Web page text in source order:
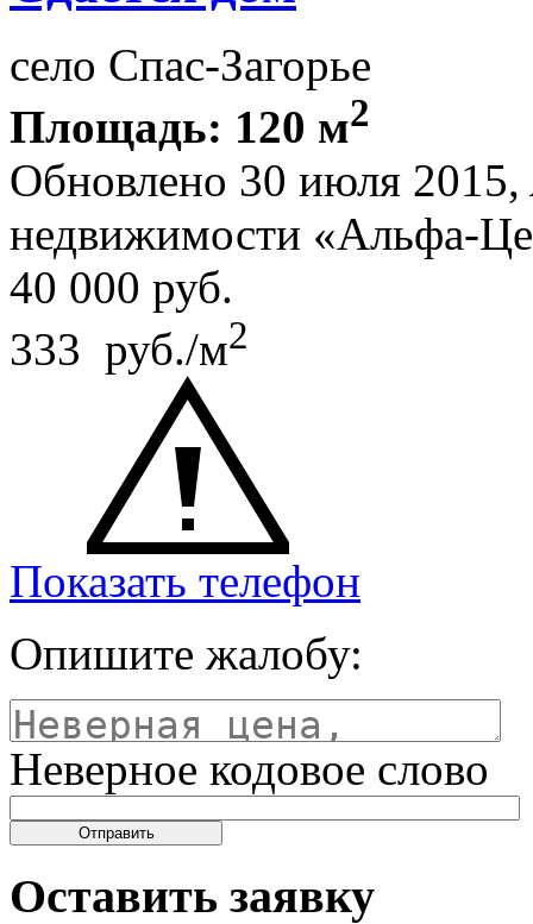
село Спас-Загорье
Площадь: 120 м2
Обновлено 30 июля 2015,
недвижимости «Альфа-
40 000 руб.
333 руб./м2
Показать телефон
Опишите жалобу:
Неверное кодовое слово
Оставить заявку